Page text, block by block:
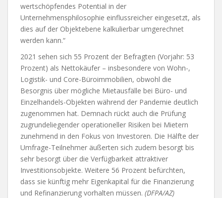
wertschöpfendes Potential in der
Unternehmensphilosophie einflussreicher eingesetzt, als
dies auf der Objektebene kalkulierbar umgerechnet
werden kann.“
2021 sehen sich 55 Prozent der Befragten (Vorjahr: 53
Prozent) als Nettokäufer – insbesondere von Wohn-,
Logistik- und Core-Büroimmobilien, obwohl die
Besorgnis über mögliche Mietausfälle bei Büro- und
Einzelhandels-Objekten während der Pandemie deutlich
zugenommen hat. Demnach rückt auch die Prüfung
zugrundeliegender operationeller Risiken bei Mietern
zunehmend in den Fokus von Investoren. Die Hälfte der
Umfrage-Teilnehmer äußerten sich zudem besorgt bis
sehr besorgt über die Verfügbarkeit attraktiver
Investitionsobjekte. Weitere 56 Prozent befürchten,
dass sie künftig mehr Eigenkapital für die Finanzierung
und Refinanzierung vorhalten müssen. (DFPA/AZ)